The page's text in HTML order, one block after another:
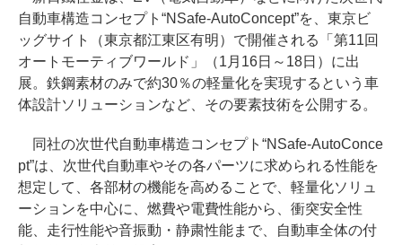
自動車構造コンセプト“NSafe-AutoConcept”を、東京ビ
ッグサイト（東京都江東区有明）で開催される「第11回
オートモーティブワールド」（1月16日～18日）に出
展。鉄鋼素材のみで約30％の軽量化を実現するという車
体設計ソリューションなど、その要素技術を公開する。
同社の次世代自動車構造コンセプト“NSafe-AutoConce
pt”は、次世代自動車やその各パーツに求められる性能を
想定して、各部材の機能を高めることで、軽量化ソリュ
ーションを中心に、燃費や電費性能から、衝突安全性
能、走行性能や音振動・静粛性能まで、自動車全体の付